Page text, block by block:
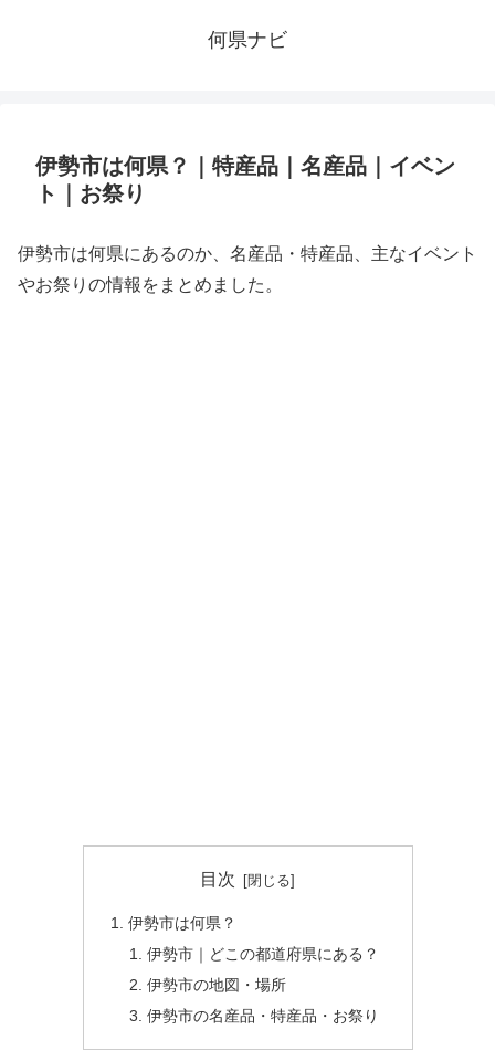
何県ナビ
伊勢市は何県？｜特産品｜名産品｜イベン
ト｜お祭り
伊勢市は何県にあるのか、名産品・特産品、主なイベント
やお祭りの情報をまとめました。
目次
伊勢市は何県？
伊勢市｜どこの都道府県にある？
伊勢市の地図・場所
伊勢市の名産品・特産品・お祭り